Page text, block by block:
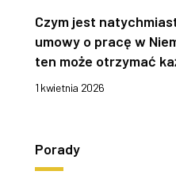
Czym jest
umowy o pracę w
ten może otrzymać
1 kwietnia 2026
Porady